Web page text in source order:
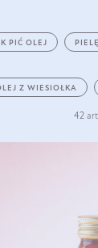
PIĆ OLEJ
Z WIESIOŁKA
42